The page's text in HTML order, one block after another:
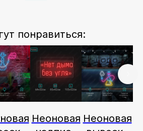
понравиться:
Неоновая Неоновая